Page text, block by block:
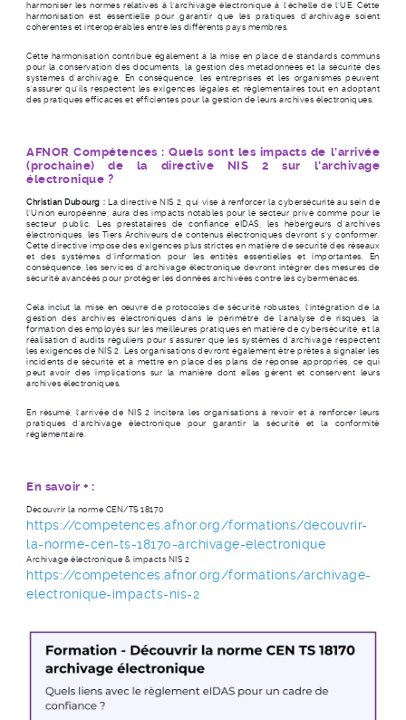
harmoniser les normes relatives à l'archivage électronique à l'échelle de l’UE. Cette
harmonisation est essentielle pour garantir que les pratiques d'archivage soient
cohérentes et interopérables entre les différents pays membres.
Cette harmonisation contribue également à la mise en place de standards communs
pour la conservation des documents, la gestion des métadonnées et la sécurité des
systèmes d'archivage. En conséquence, les entreprises et les organismes peuvent
s'assurer qu'ils respectent les exigences légales et réglementaires tout en adoptant
des pratiques efficaces et efficientes pour la gestion de leurs archives électroniques.
AFNOR Compétences : Quels sont les impacts de l’arrivée
(prochaine) de la directive NIS 2 sur l’archivage
électronique ?
Christian Dubourg : La directive NIS 2, qui vise à renforcer la cybersécurité au sein de
l'Union européenne, aura des impacts notables pour le secteur privé comme pour le
secteur public. Les prestataires de confiance eIDAS, les hébergeurs d'archives
électroniques, les Tiers Archiveurs de contenus électroniques devront s'y conformer.
Cette directive impose des exigences plus strictes en matière de sécurité des réseaux
et des systèmes d'information pour les entités essentielles et importantes. En
conséquence, les services d'archivage électronique devront intégrer des mesures de
sécurité avancées pour protéger les données archivées contre les cybermenaces.
Cela inclut la mise en œuvre de protocoles de sécurité robustes, l'intégration de la
gestion des archives électroniques dans le périmètre de l'analyse de risques, la
formation des employés sur les meilleures pratiques en matière de cybersécurité, et la
réalisation d'audits réguliers pour s'assurer que les systèmes d'archivage respectent
les exigences de NIS 2. Les organisations devront également être prêtes à signaler les
incidents de sécurité et à mettre en place des plans de réponse appropriés, ce qui
peut avoir des implications sur la manière dont elles gèrent et conservent leurs
archives électroniques.
En résumé, l'arrivée de NIS 2 incitera les organisations à revoir et à renforcer leurs
pratiques d'archivage électronique pour garantir la sécurité et la conformité
réglementaire.
En savoir + :
Découvrir la norme CEN/TS 18170
https://competences.afnor.org/formations/decouvrir-
la-norme-cen-ts-18170-archivage-electronique
Archivage électronique & impacts NIS 2
https://competences.afnor.org/formations/archivage-
electronique-impacts-nis-2